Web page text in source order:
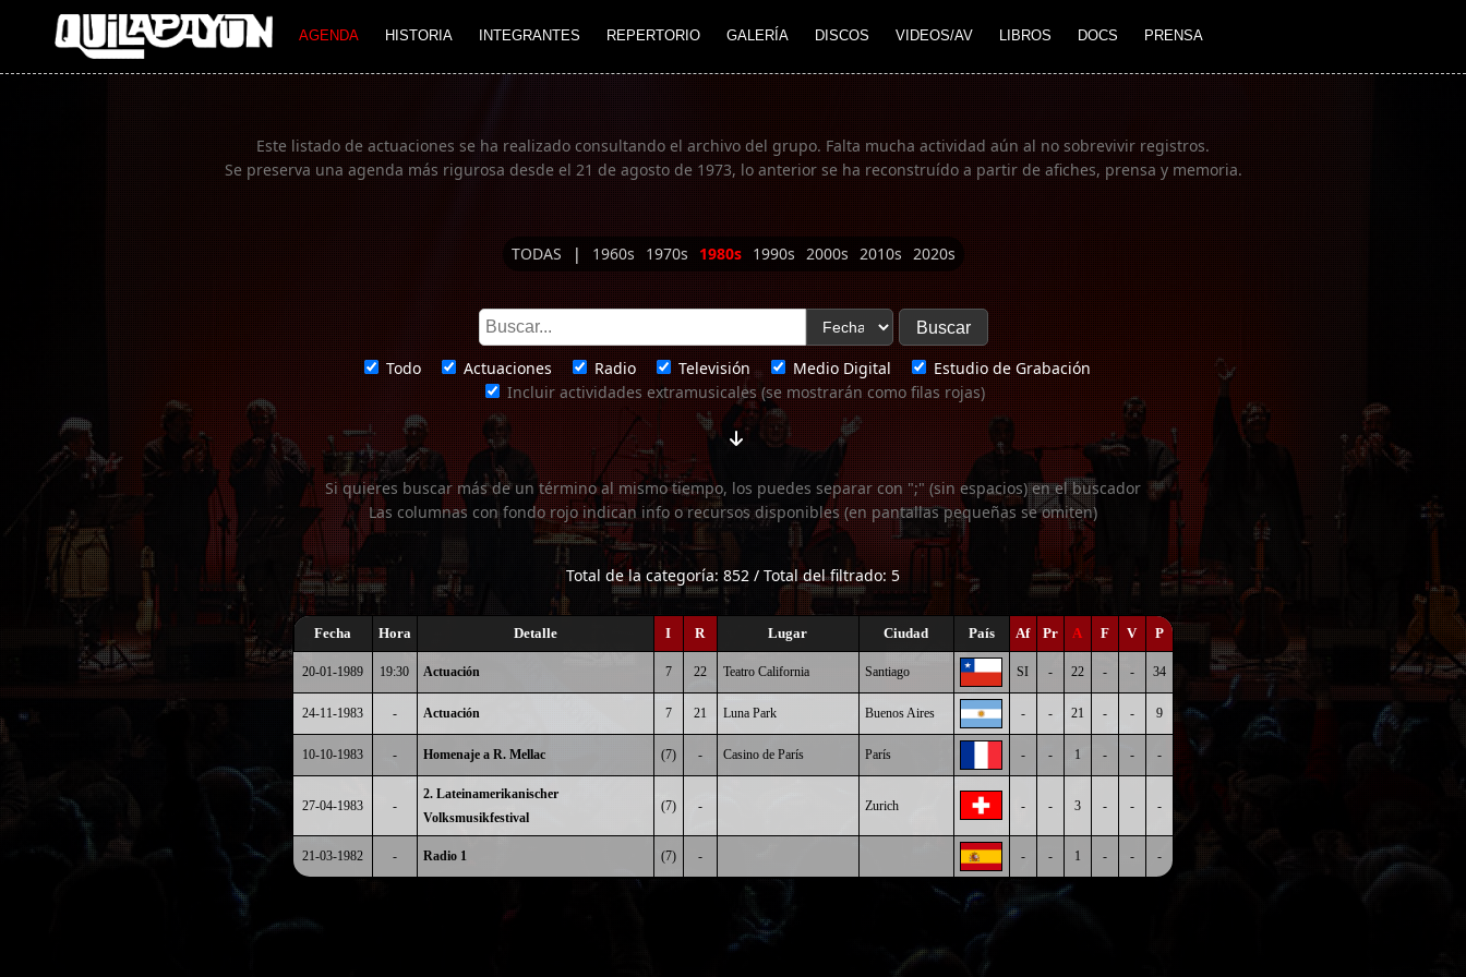
AGENDA HISTORIA INTEGRANTES REPERTORIO GALERÍA DISCOS VIDEOS/AV LIBROS DOCS PRENSA
Imagen 01
Este listado de actuaciones se ha realizado consultando el archivo del grupo. Falta mucha actividad aún al no sobrevivir registros.
Se preserva una agenda más rigurosa desde el 21 de agosto de 1973, lo anterior se ha reconstruído a partir de afiches, prensa y memoria.
TODAS | 1960s 1970s 1980s 1990s 2000s 2010s 2020s
Todo Actuaciones Radio Televisión Medio Digital
Estudio de Grabación
Incluir actividades extramusicales (se mostrarán como filas rojas)
Si quieres buscar más de un término al mismo tiempo, los puedes separar con ";" (sin espacios) en el buscador
Las columnas con fondo rojo indican info o recursos disponibles (en pantallas pequeñas se omiten)
Total de la categoría: 852 / Total del filtrado: 5
Fecha Hora Detalle I R Lugar Ciudad País Af Pr A F V P
20-01-1989 19:30 Actuación 7 22 Teatro California Santiago SI - 22 - - 34
24-11-1983 - Actuación 7 21 Luna Park Buenos Aires - - 21 - - 9
10-10-1983 - Homenaje a R. Mellac (7) - Casino de París París - - 1 - - -
27-04-1983 -
2. Lateinamerikanischer
Volksmusikfestival
(7) - Zurich - - 3 - - -
21-03-1982 - Radio 1 (7) - - - 1 - - -